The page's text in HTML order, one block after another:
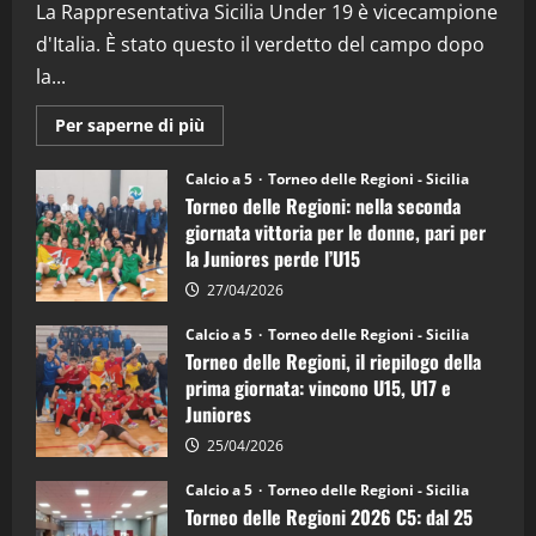
08/04/2026
La Rappresentativa Sicilia Under 19 è vicecampione
d'Italia. È stato questo il verdetto del campo dopo
la...
Per saperne di più
informazioni
Torneo
delle
Regioni
di
calcio
a
5:
la
Juniores
è
vicecampione
d’Italia
Calcio a 5 Torneo delle Regioni - Sicilia
Torneo delle Regioni: nella seconda
giornata vittoria per le donne, pari per
la Juniores perde l’U15
27/04/2026
Calcio a 5 Torneo delle Regioni - Sicilia
Torneo delle Regioni, il riepilogo della
prima giornata: vincono U15, U17 e
Juniores
25/04/2026
Calcio a 5 Torneo delle Regioni - Sicilia
Torneo delle Regioni 2026 C5: dal 25